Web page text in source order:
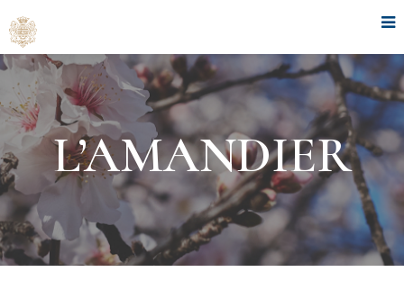
L’AMANDIER